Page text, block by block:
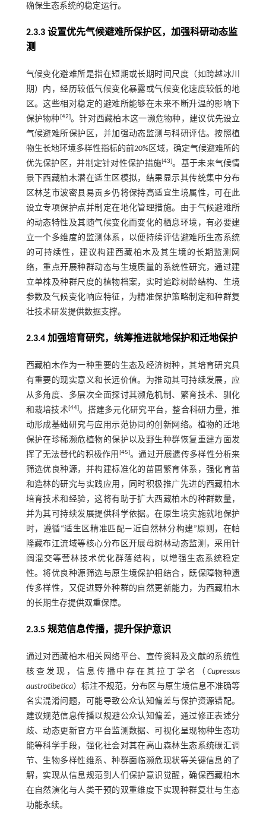
确保生态系统的稳定运行。
2.3.3 设置优先气候避难所保护区，加强科研动态监
测
气候变化避难所是指在短期或长期时间尺度（如跨越冰川
期）内，经历较低气候变化暴露或气候变化速度较低的地
区。这些相对稳定的避难所能够在未来不断升温的影响下
保护物种[42]。针对西藏柏木这一濒危物种，建议优先设立
气候避难所保护区，并加强动态监测与科研评估。按照植
物生长地环境多样性指标的前20%区域，确定气候避难所的
优先保护区，并制定针对性保护措施[43]。基于未来气候情
景下西藏柏木潜在适生区模拟，结果显示其传统集中分布
区林芝市波密县易贡乡仍将保持高适宜生境属性，可在此
设立专项保护点并制定在地化管理措施。由于气候避难所
的动态特性及其随气候变化而变化的栖息环境，有必要建
立一个多维度的监测体系，以便持续评估避难所生态系统
的可持续性，建议构建西藏柏木及其生境的长期监测网
络，重点开展种群动态与生境质量的系统性研究，通过建
立单株及种群尺度的植物档案，实时追踪树龄结构、生境
参数及气候变化响应特征，为精准保护策略制定和种群复
壮技术研发提供数据支撑。
2.3.4 加强培育研究，统筹推进就地保护和迁地保护
西藏柏木作为一种重要的生态及经济树种，其培育研究具
有重要的现实意义和长远价值。为推动其可持续发展，应
从多角度、多层次全面探讨其濒危机制、繁育技术、驯化
和栽培技术[44]。搭建多元化研究平台，整合科研力量，推
动形成基础研究与应用示范协同的创新网络。植物的迁地
保护在珍稀濒危植物的保护以及野生种群恢复重建方面发
挥了无法替代的积极作用 [45]。通过开展遗传多样性分析来
筛选优良种源，并构建标准化的苗圃繁育体系，强化育苗
和造林的研究与实践应用，同时积极推广先进的西藏柏木
培育技术和经验，这将有助于扩大西藏柏木的种群数量，
并为其可持续发展提供科学依据。在原生境实施就地保护
时，遵循“适生区精准匹配—近自然林分构建”原则，在帕
隆藏布江流域等核心分布区开展母树林动态监测，采用针
阔混交等营林技术优化群落结构，以增强生态系统稳定
性。将优良种源筛选与原生境保护相结合，既保障物种遗
传多样性，又促进野外种群的自然更新能力，为西藏柏木
的长期生存提供双重保障。
2.3.5 规范信息传播，提升保护意识
通过对西藏柏木相关网络平台、宣传资料及文献的系统性
核查发现，信息传播中存在其拉丁学名（Cupressus
austrotibetica）标注不规范，分布区与原生境信息不准确等
名实混淆问题，可能导致公众认知偏差与保护资源错配。
建议规范信息传播以规避公众认知偏差，通过修正表述分
歧、动态更新官方平台监测数据、可视化呈现物种生态功
能等科学手段，强化社会对其在高山森林生态系统碳汇调
节、生物多样性维系、种群面临濒危现状等关键信息的了
解，实现从信息规范到人们保护意识觉醒，确保西藏柏木
在自然演化与人类干预的双重维度下实现种群复壮与生态
功能永续。